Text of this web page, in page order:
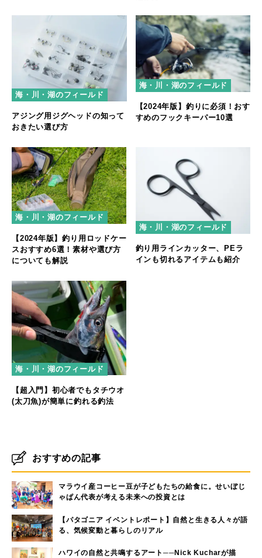
海・川・湖のフィールド
アジング用ジグヘッドの知って
おきたい選び方
海・川・湖のフィールド
【2024年版】釣りに必須！おす
すめのフックキーパー10選
海・川・湖のフィールド
【2024年版】釣り用ロッドケー
スおすすめ6選！素材や選び方
についても解説
海・川・湖のフィールド
釣り用ラインカッター、PEラ
インも切れるアイテムも紹介
海・川・湖のフィールド
【超入門】初心者でもタチウオ
(太刀魚)が簡単に釣れる釣法
おすすめの記事
マラウイ産コーヒー豆が子どもたちの給食に。せいぼじ
ゃぱん代表が考える未来への投資とは
【パタゴニア イベントレポート】自然と生きる人々が語
る、気候変動と暮らしのリアル
ハワイの自然と共鳴するアート──Nick Kucharが描